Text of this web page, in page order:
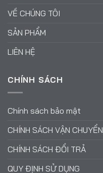
VỀ CHÚNG TÔI
SẢN PHẨM
LIÊN HỆ
CHÍNH SÁCH
Chính sách bảo mật
CHÍNH SÁCH VẬN CHUYỂN
CHÍNH SÁCH ĐỔI TRẢ
QUY ĐỊNH SỬ DỤNG